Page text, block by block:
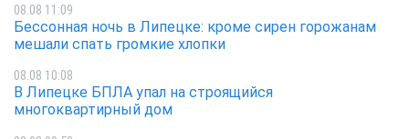
08.08 11:09
Бессонная ночь в Липецке: кроме сирен горожанам
мешали спать громкие хлопки
08.08 10:08
В Липецке БПЛА упал на строящийся
многоквартирный дом